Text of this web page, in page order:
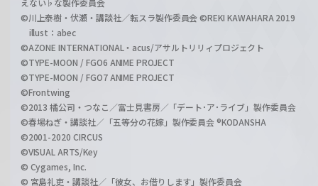
©川上泰樹・伏瀬・講談社／転スラ製作委員会 ©REKI KAWAHARA 2019
illust：abec
©AZONE INTERNATIONAL・acus/アサルトリリィプロジェクト
©TYPE-MOON / FGO6 ANIME PROJECT
©TYPE-MOON / FGO7 ANIME PROJECT
©Frontwing
©2013 橘公司・つなこ／富士見書房／「デート･ア･ライブ」製作委員会
©春場ねぎ・講談社／「五等分の花嫁」製作委員会 ®KODANSHA
©2001-2020 CIRCUS
©VISUAL ARTS/Key
© Cygames, Inc.
© 宮島礼吏・講談社／「彼女、お借りします」製作委員会